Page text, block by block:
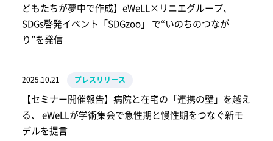
どもたちが夢中で作成】eWeLL×リニエグループ、
SDGs啓発イベント「SDGzoo」 で“いのちのつなが
り”を発信
2025.10.21 プレスリリース
【セミナー開催報告】病院と在宅の「連携の壁」を越え
る、 eWeLLが学術集会で急性期と慢性期をつなぐ新モ
デルを提言